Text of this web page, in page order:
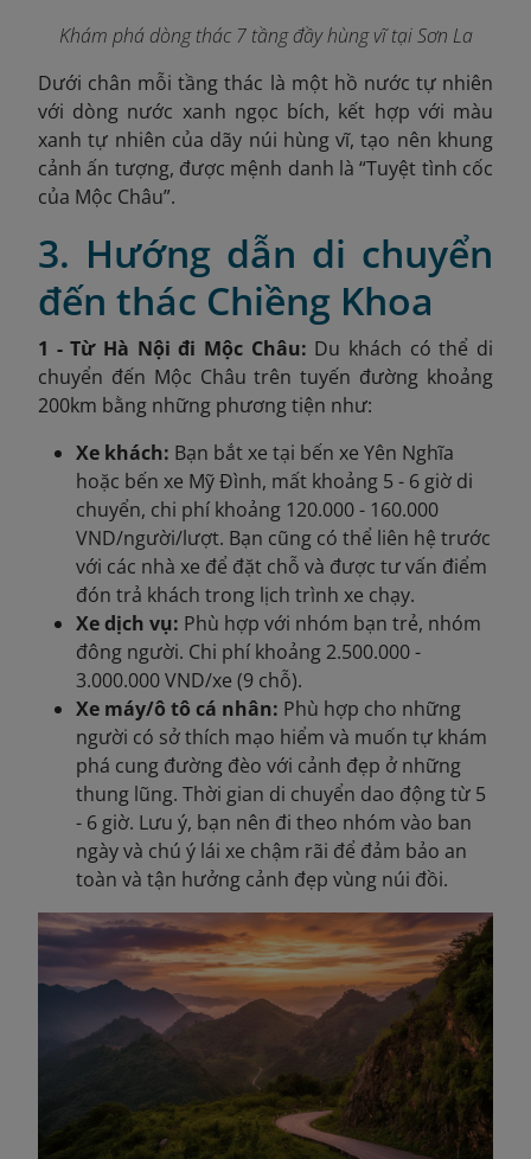
Khám phá dòng thác 7 tầng đầy hùng vĩ tại Sơn La
Dưới chân mỗi tầng thác là một hồ nước tự nhiên
với dòng nước xanh ngọc bích, kết hợp với màu
xanh tự nhiên của dãy núi hùng vĩ, tạo nên khung
cảnh ấn tượng, được mệnh danh là “Tuyệt tình cốc
của Mộc Châu”.
3. Hướng dẫn di chuyển
đến thác Chiềng Khoa
1 - Từ Hà Nội đi Mộc Châu: Du khách có thể di
chuyển đến Mộc Châu trên tuyến đường khoảng
200km bằng những phương tiện như:
Xe khách: Bạn bắt xe tại bến xe Yên Nghĩa
hoặc bến xe Mỹ Đình, mất khoảng 5 - 6 giờ di
chuyển, chi phí khoảng 120.000 - 160.000
VND/người/lượt. Bạn cũng có thể liên hệ trước
với các nhà xe để đặt chỗ và được tư vấn điểm
đón trả khách trong lịch trình xe chạy.
Xe dịch vụ: Phù hợp với nhóm bạn trẻ, nhóm
đông người. Chi phí khoảng 2.500.000 -
3.000.000 VND/xe (9 chỗ).
Xe máy/ô tô cá nhân: Phù hợp cho những
người có sở thích mạo hiểm và muốn tự khám
phá cung đường đèo với cảnh đẹp ở những
thung lũng. Thời gian di chuyển dao động từ 5
- 6 giờ. Lưu ý, bạn nên đi theo nhóm vào ban
ngày và chú ý lái xe chậm rãi để đảm bảo an
toàn và tận hưởng cảnh đẹp vùng núi đồi.